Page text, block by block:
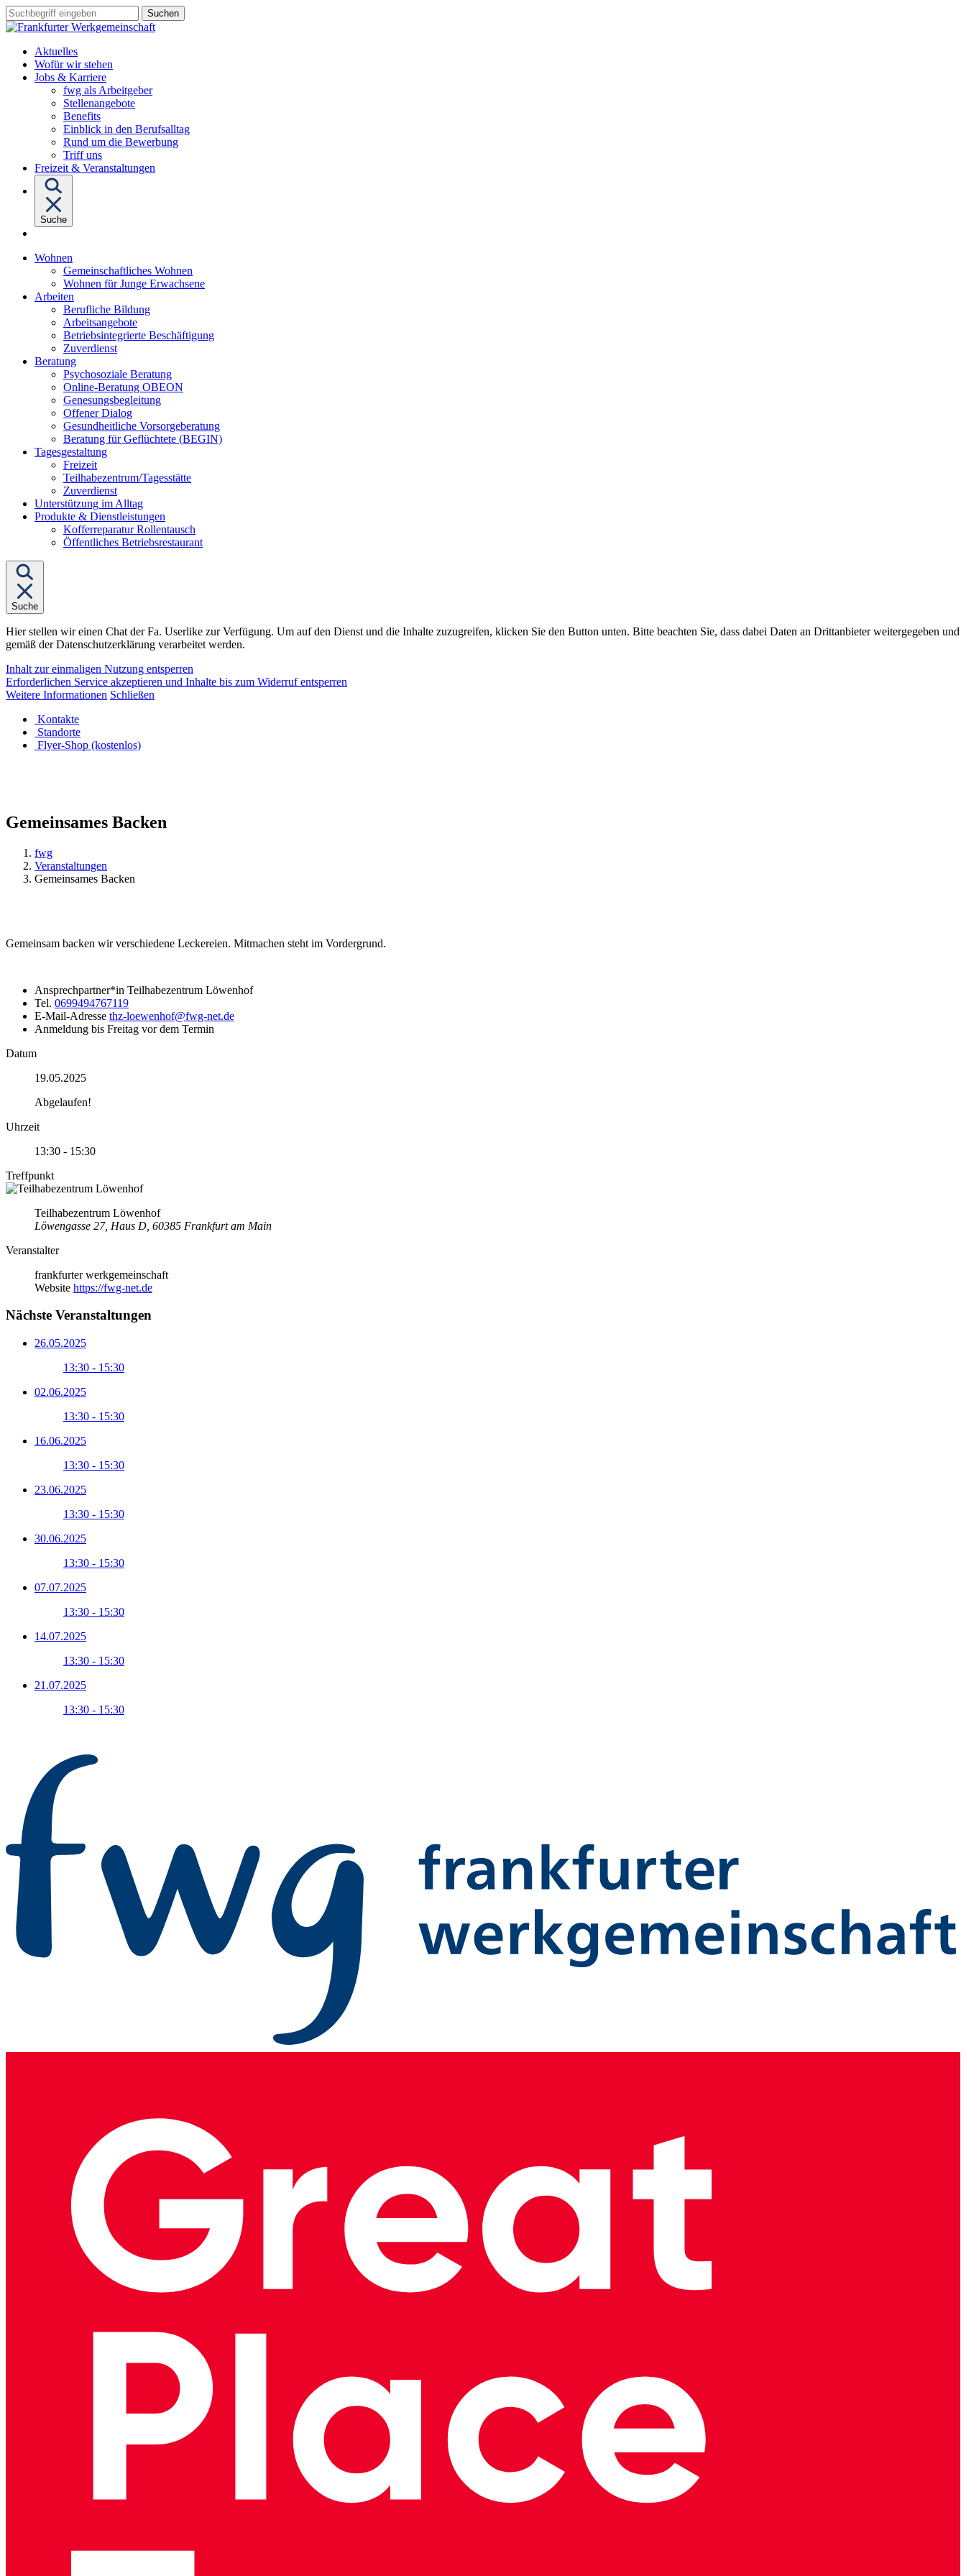
Sprungziel:
Zum
Sprungziel:
Zur
Sprungziel:
Zum
Suchbegriff
eingeben
Aktuelles
Wofür wir stehen
Jobs & KarriereUntermenü
von
"Jobs
&
fwg als Arbeitgeber
Stellenangebote
Benefits
Einblick in den Berufsalltag
Rund um die Bewerbung
Triff uns
Freizeit & Veranstaltungen
Suche
Wohnen
von
"Wohnen"
Gemeinschaftliches Wohnen
Wohnen für Junge Erwachsene
Arbeiten
von
"Arbeiten"
Berufliche Bildung
Arbeitsangebote
Betriebsintegrierte Beschäftigung
Zuverdienst
BeratungUntermenü
von
"Beratung"
Psychosoziale Beratung
Online-Beratung OBEON
Genesungsbegleitung
Offener Dialog
Gesundheitliche Vorsorgeberatung
Beratung für Geflüchtete (BEGIN)
TagesgestaltungUntermenü
"Tagesgestaltung"
Freizeit
Teilhabezentrum/Tagesstätte
Zuverdienst
Unterstützung im Alltag
Produkte & Dienstleistungen
von
"Produkte
&
Kofferreparatur Rollentausch
Öffentliches Betriebsrestaurant
Suche
Hier stellen wir einen Chat der Fa. Userlike zur Verfügung. Um auf den Dienst und die Inhalte zuzugreifen, klicken Sie den Button unten. Bitte beachten Sie, dass dabei Daten an Drittanbieter weitergegeben und
gemäß der Datenschutzerklärung verarbeitet werden.
Inhalt zur einmaligen Nutzung entsperren
Erforderlichen Service akzeptieren und Inhalte bis zum Widerruf entsperren
Weitere Informationen Schließen
Kontakte
Standorte
Flyer-Shop (kostenlos)
Gemeinsames Backen
fwg
Veranstaltungen
Gemeinsames Backen
Gemeinsam backen wir verschiedene Leckereien. Mitmachen steht im Vordergrund.
Ansprechpartner*in Teilhabezentrum Löwenhof
Tel. 0699494767119
E-Mail-Adresse thz-loewenhof@fwg-net.de
Anmeldung bis Freitag vor dem Termin
Datum
19.05.2025
Abgelaufen!
Uhrzeit
13:30 - 15:30
Treffpunkt
Teilhabezentrum Löwenhof
Löwengasse 27, Haus D, 60385 Frankfurt am Main
Veranstalter
frankfurter werkgemeinschaft
Website https://fwg-net.de
Nächste Veranstaltungen
26.05.2025
13:30 - 15:30
02.06.2025
13:30 - 15:30
16.06.2025
13:30 - 15:30
23.06.2025
13:30 - 15:30
30.06.2025
13:30 - 15:30
07.07.2025
13:30 - 15:30
14.07.2025
13:30 - 15:30
21.07.2025
13:30 - 15:30